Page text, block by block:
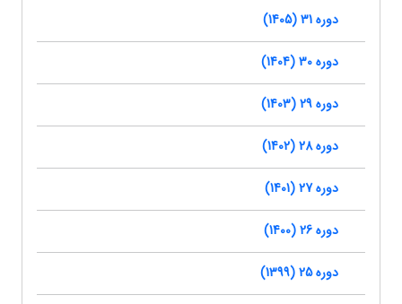
دوره 31 (1405)
دوره 30 (1404)
دوره 29 (1403)
دوره 28 (1402)
دوره 27 (1401)
دوره 26 (1400)
دوره 25 (1399)